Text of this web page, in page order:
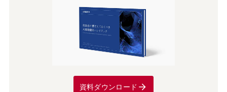
資料ダウンロード